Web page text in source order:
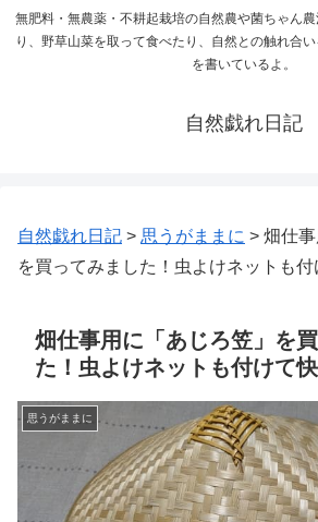
無肥料・無農薬・不耕起栽培の自然農や菌ちゃん
り、野草山菜を取って食べたり、自然との触れ合
を書いているよ。
自然戯れ日記
自然戯れ日記 > 思うがままに > 畑仕事
を買ってみました！虫よけネットも
畑仕事用に「あじろ笠」を
た！虫よけネットも付けて
思うがままに